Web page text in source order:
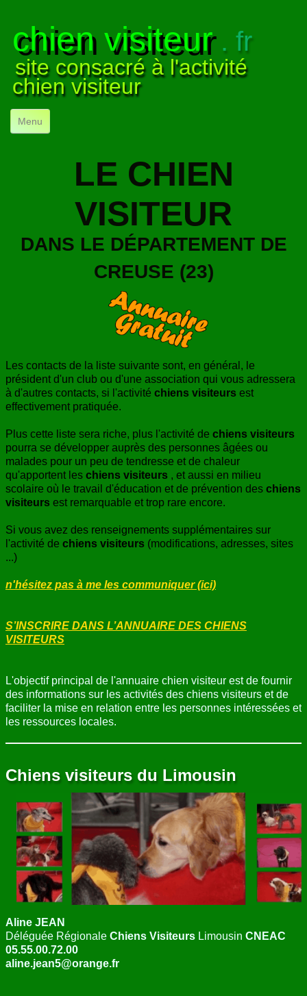
chien visiteur. fr
site consacré à l'activité
chien visiteur
Menu
NOTRE ACTIVITÉ ▼
COMPRENDRE LE CHIEN▼
LE CHIEN
VISITEUR
DANS LE DÉPARTEMENT DE
CREUSE (23)
Les contacts de la liste suivante sont, en général, le
président d'un club ou d'une association qui vous adressera
à d'autres contacts, si l'activité chiens visiteurs est
effectivement pratiquée.
Plus cette liste sera riche, plus l'activité de chiens visiteurs
pourra se développer auprès des personnes âgées ou
malades pour un peu de tendresse et de chaleur
qu'apportent les chiens visiteurs , et aussi en milieu
scolaire où le travail d'éducation et de prévention des chiens
visiteurs est remarquable et trop rare encore.
Si vous avez des renseignements supplémentaires sur
l'activité de chiens visiteurs (modifications, adresses, sites
...)
n'hésitez pas à me les communiquer (ici)
S’INSCRIRE DANS L’ANNUAIRE DES CHIENS
VISITEURS
L'objectif principal de l'annuaire chien visiteur est de fournir
des informations sur les activités des chiens visiteurs et de
faciliter la mise en relation entre les personnes intéressées et
les ressources locales.
Chiens visiteurs du Limousin
Aline JEAN
Déléguée Régionale Chiens Visiteurs Limousin CNEAC
05.55.00.72.00
aline.jean5@orange.fr